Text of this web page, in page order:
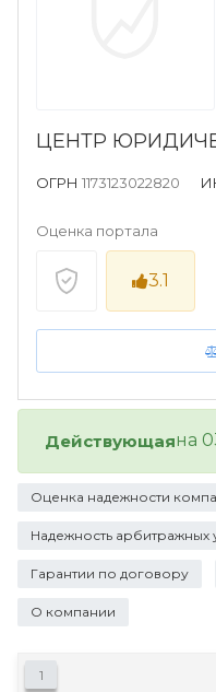
ЦЕНТР
ОГРН 1173123022820
Оценка портала
3.1
Действующаяна
Оценка надежности
Надежность
Гарантии по договору
О компании
1